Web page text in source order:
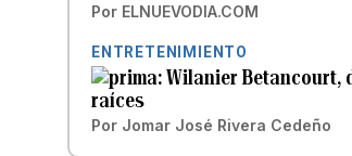
Por ELNUEVODIA.COM
ENTRETENIMIENTO
Wilanier Betancourt,
raíces
Por Jomar José Rivera Cedeño